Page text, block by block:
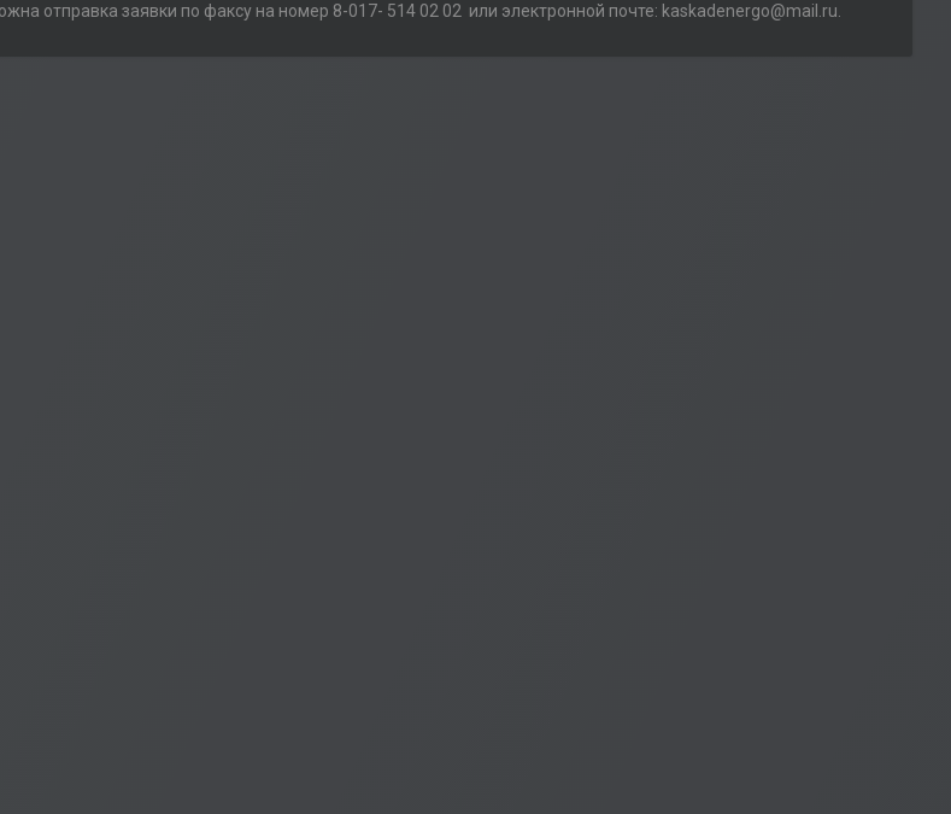
отправка заявки по факсу на номер 8-017- 514 02 02 или электронной почте: kaskadenergo@mail.ru.